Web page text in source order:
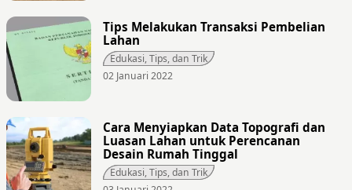
Tips Melakukan Transaksi Pembelian
Lahan
Edukasi, Tips, dan Trik
02 Januari 2022
Cara Menyiapkan Data Topografi dan
Luasan Lahan untuk Perencanan
Desain Rumah Tinggal
Edukasi, Tips, dan Trik